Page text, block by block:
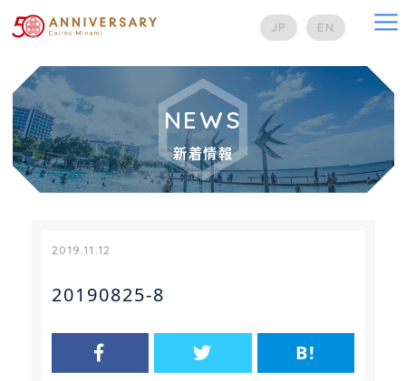
JP EN
NEWS
新着情報
2019.11.12
20190825-8
B!